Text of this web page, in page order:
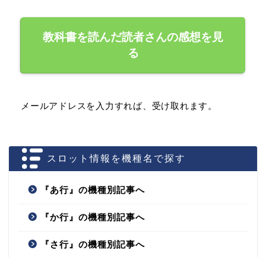
教科書を読んだ読者さんの感想を見
る
メールアドレスを入力すれば、受け取れます。
スロット情報を機種名で探す
『あ行』の機種別記事へ
『か行』の機種別記事へ
『さ行』の機種別記事へ